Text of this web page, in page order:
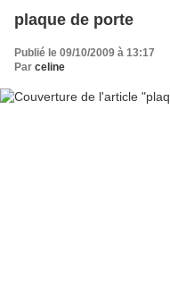
plaque de porte
Publié le 09/10/2009 à 13:17
Par celine